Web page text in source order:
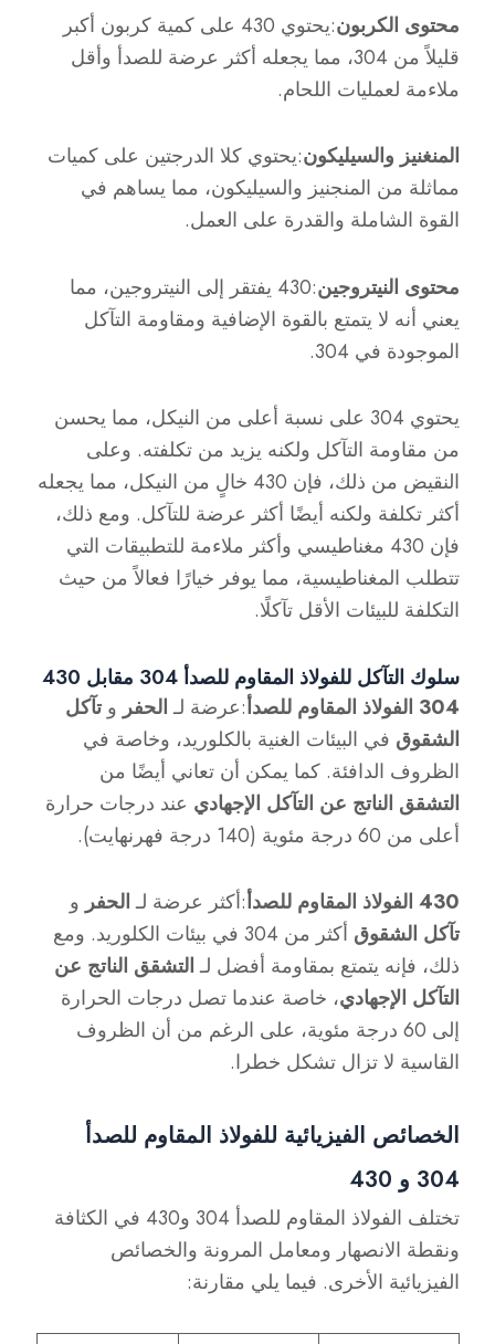
محتوى الكربون
:يحتوي 430 على كمية كربون أكبر
قليلاً من 304، مما يجعله أكثر عرضة للصدأ وأقل
ملاءمة لعمليات اللحام.
المنغنيز والسيليكون:يحتوي كلا الدرجتين على كميات
مماثلة من المنجنيز والسيليكون، مما يساهم في
القوة الشاملة والقدرة على العمل.
محتوى النيتروجين
:430 يفتقر إلى النيتروجين، مما
يعني أنه لا يتمتع بالقوة الإضافية ومقاومة التآكل
الموجودة في 304.
يحتوي 304 على نسبة أعلى من النيكل، مما يحسن
من مقاومة التآكل ولكنه يزيد من تكلفته. وعلى
النقيض من ذلك، فإن 430 خالٍ من النيكل، مما يجعله
أكثر تكلفة ولكنه أيضًا أكثر عرضة للتآكل. ومع ذلك،
فإن 430 مغناطيسي وأكثر ملاءمة للتطبيقات التي
تتطلب المغناطيسية، مما يوفر خيارًا فعالاً من حيث
التكلفة للبيئات الأقل تآكلًا.
سلوك التآكل للفولاذ المقاوم للصدأ 304 مقابل 430
304 الفولاذ المقاوم للصدأ :عرضة لـالحفر وتآكل
الشقوق في البيئات الغنية بالكلوريد، وخاصة في
الظروف الدافئة. كما يمكن أن تعاني أيضًا من
التشقق الناتج عن التآكل الإجهادي عند درجات حرارة
أعلى من 60 درجة مئوية (140 درجة فهرنهايت).
430 الفولاذ المقاوم للصدأ :أكثر عرضة لـالحفر و
تآكل الشقوق
أكثر من 304 في بيئات الكلوريد. ومع
ذلك، فإنه يتمتع بمقاومة أفضل لـالتشقق الناتج عن
التآكل الإجهادي، خاصة عندما تصل درجات الحرارة
إلى 60 درجة مئوية، على الرغم من أن الظروف
القاسية لا تزال تشكل خطرا.
الخصائص الفيزيائية للفولاذ المقاوم للصدأ
304 و 430
تختلف الفولاذ المقاوم للصدأ 304 و430 في الكثافة
ونقطة الانصهار ومعامل المرونة والخصائص
الفيزيائية الأخرى. فيما يلي مقارنة: